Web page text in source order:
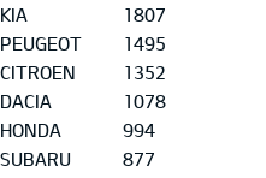
KIA
1807
PEUGEOT
1495
CITROEN
1352
DACIA
1078
HONDA
994
SUBARU 877